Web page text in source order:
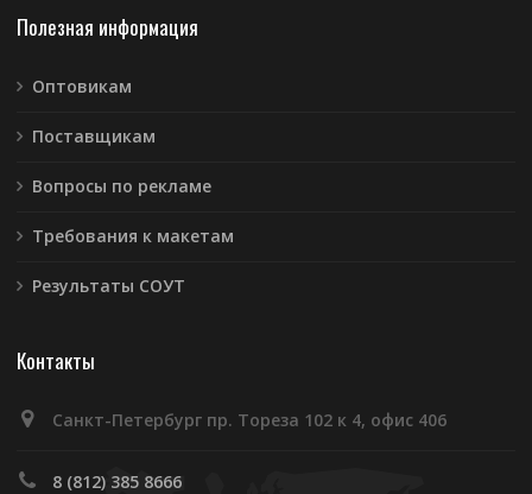
Полезная информация
Оптовикам
Поставщикам
Вопросы по рекламе
Требования к макетам
Результаты СОУТ
Контакты
Санкт-Петербург пр. Тореза 102 к 4, офис 406
8 (812) 385 8666